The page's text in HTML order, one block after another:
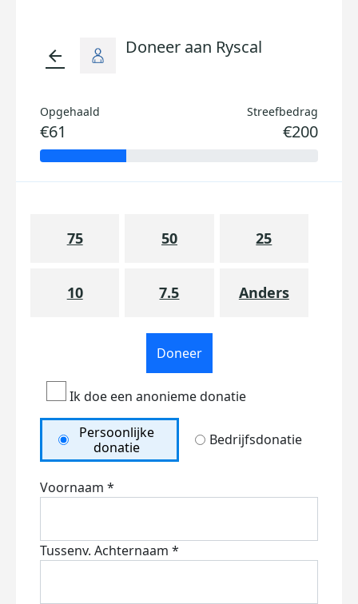
arrow_back Doneer aan Ryscal
Opgehaald
€61
Streefbedrag
€200
75 50 25
10 7.5 Anders
Doneer
Ik doe een anonieme donatie
Persoonlijke
donatie
Bedrijfsdonatie
Voornaam *
Tussenv. Achternaam *